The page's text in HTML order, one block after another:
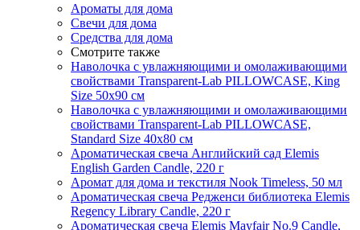
Ароматы для дома
Свечи для дома
Средства для дома
Смотрите также
Наволочка с увлажняющими и омолаживающими
свойствами Transparent-Lab PILLOWCASE, King
Size 50x90 см
Наволочка с увлажняющими и омолаживающими
свойствами Transparent-Lab PILLOWCASE,
Standard Size 40x80 см
Ароматическая свеча Английский сад Elemis
English Garden Candle, 220 г
Аромат для дома и текстиля Nook Timeless, 50 мл
Ароматическая свеча Редженси библиотека Elemis
Regency Library Candle, 220 г
Ароматическая свеча Elemis Mayfair No.9 Candle,